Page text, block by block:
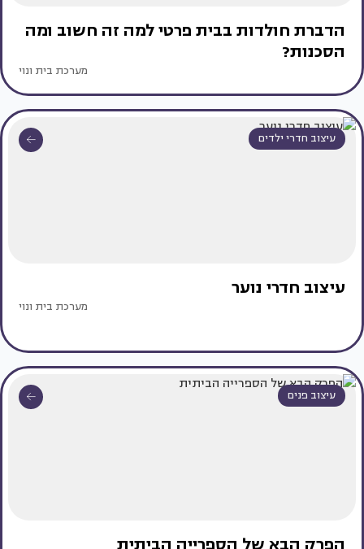
הדברת חולדות בבית פרטי למה זה חשוב ומה
הסכנות?
מערכת בית ונוי
עיצוב חדרי ילדים
עיצוב חדרי נוער
מערכת בית ונוי
עיצוב פנים